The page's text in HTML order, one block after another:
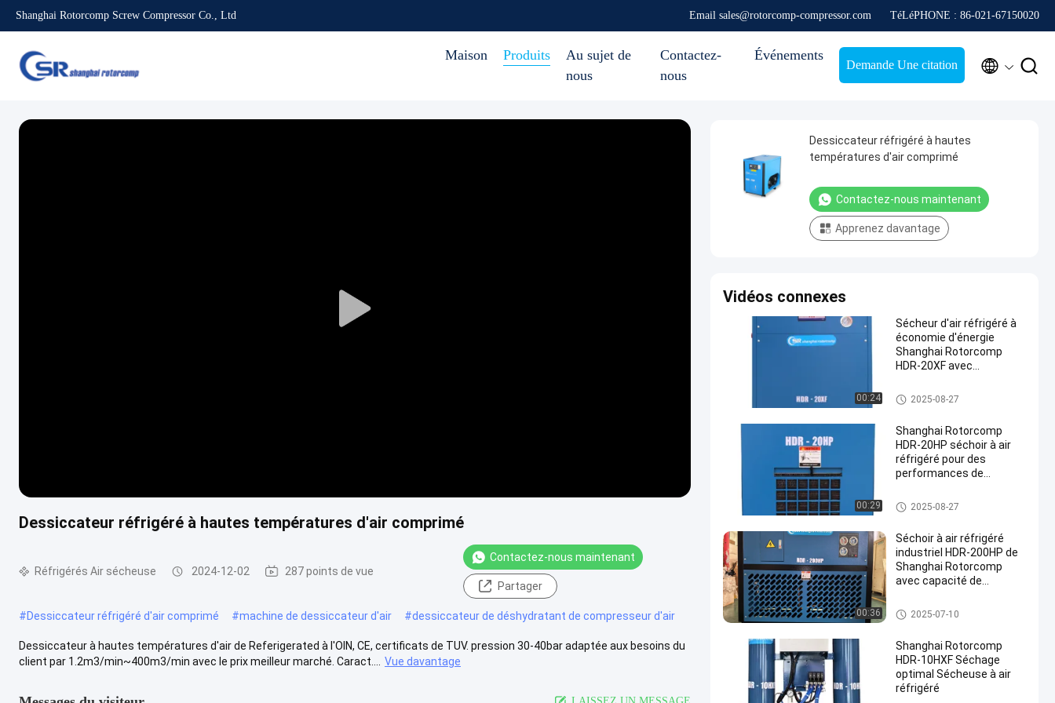
Shanghai Rotorcomp Screw Compressor Co., Ltd Email sales@rotorcomp-compressor.com TéLéPHONE : 86-021-67150020
Maison Produits
Au sujet de
nous
Contactez-
nous
Événements
Demande Une citation  
Play
Dessiccateur réfrigéré à hautes températures d'air comprimé
Réfrigérés Air sécheuse 2024-12-02 287 points de vue
Contactez-nous maintenant
Partager
#Dessiccateur réfrigéré d'air comprimé #machine de dessiccateur d'air #dessiccateur de déshydratant de compresseur d'air
Dessiccateur à hautes températures d'air de Referigerated à l'OIN, CE, certificats de TUV. pression 30-40bar adaptée aux besoins du
client par 1.2m3/min~400m3/min avec le prix meilleur marché. Caract....
Vue davantage
LAISSEZ UN MESSAGE
Dessiccateur réfrigéré à hautes
températures d'air comprimé
Contactez-nous maintenant
Apprenez davantage
Vidéos connexes
00:24
Sécheur d'air réfrigéré à
économie d'énergie
Shanghai Rotorcomp
HDR-20XF avec
automatique et air de
purge faible ≤4-6%
Réfrigérés Air sécheuse
2025-08-27
00:29
Shanghai Rotorcomp
HDR-20HP séchoir à air
réfrigéré pour des
performances de
Réfrigérés Air sécheuse
2025-08-27
00:36
Séchoir à air réfrigéré
industriel HDR-200HP de
Shanghai Rotorcomp
avec capacité de
Réfrigérés Air sécheuse
2025-07-10
Shanghai Rotorcomp
HDR-10HXF Séchage
optimal Sécheuse à air
réfrigéré